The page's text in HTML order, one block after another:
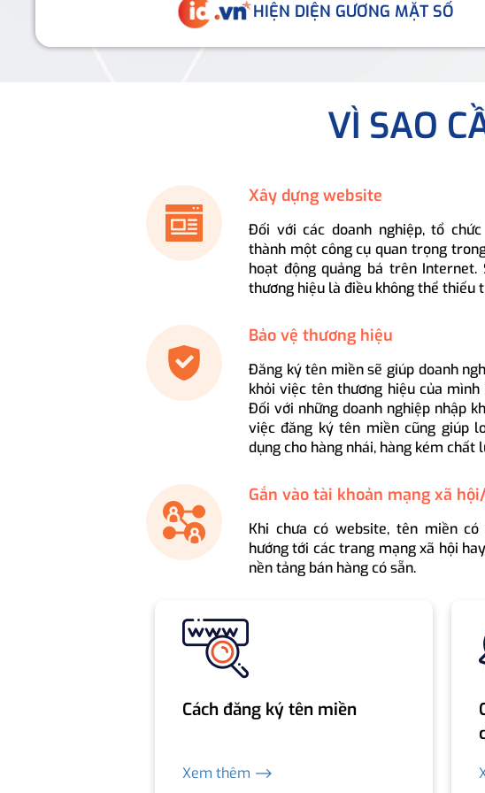
HIỆN DIỆN GƯƠNG MẶT SỐ
VÌ SAO
Xây dựng website
Đối với các doanh nghiệp, tổ
thành một công cụ quan trọng
hoạt động quảng bá trên
thương hiệu là điều không thể thiếu
Bảo vệ thương hiệu
Đăng ký tên miền sẽ giúp doanh
khỏi việc tên thương hiệu của
Đối với những doanh nghiệp nhập
việc đăng ký tên miền cũng giúp
dụng cho hàng nhái, hàng kém
Gắn vào tài khoản mạng xã
Khi chưa có website, tên miền
hướng tới các trang mạng xã hội
nền tảng bán hàng có sẵn.
Cách đăng ký tên miền
Xem thêm ⟶